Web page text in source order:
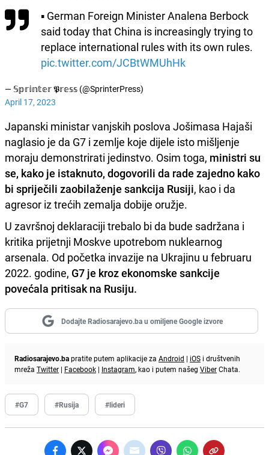
▪️ German Foreign Minister Analena Berbock
said today that China is increasingly trying to
replace international rules with its own rules.
pic.twitter.com/JCBtWMUhHk
— 𝕊𝕡𝕣𝕚𝕟𝕥𝕖𝕣 𝕻𝕣𝕖𝕤𝕤 (@SprinterPress)
April 17, 2023
Japanski ministar vanjskih poslova Jošimasa Hajaši
naglasio je da G7 i zemlje koje dijele isto mišljenje
moraju demonstrirati jedinstvo. Osim toga, ministri su
se, kako je istaknuto, dogovorili da rade zajedno kako
bi spriječili zaobilaženje sankcija Rusiji, kao i da
agresor iz trećih zemalja dobije oružje.
U završnoj deklaraciji trebalo bi da bude sadržana i
kritika prijetnji Moskve upotrebom nuklearnog
arsenala. Od početka invazije na Ukrajinu u februaru
2022. godine, G7 je kroz ekonomske sankcije
povećala pritisak na Rusiju.
Dodajte Radiosarajevo.ba u omiljene Google izvore
Radiosarajevo.bapratite putem aplikacije za Android | iOS i društvenih
mreža Twitter | Facebook | Instagram, kao i putem našeg ViberChata.
#G7 #Rusija #lideri